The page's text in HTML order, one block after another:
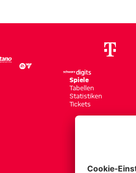
Spiele
Tabellen
Statistiken
Tickets